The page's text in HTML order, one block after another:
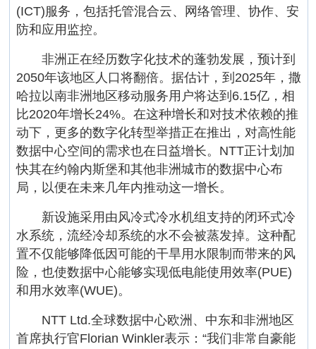
(ICT)服务，包括托管混合云、网络管理、协作、安
防和应用监控。
非洲正在经历数字化技术的蓬勃发展，预计到
2050年该地区人口将翻倍。据估计，到2025年，撒
哈拉以南非洲地区移动服务用户将达到6.15亿，相
比2020年增长24%。在这种增长和对技术依赖的推
动下，更多的数字化转型举措正在推出，对高性能
数据中心空间的需求也在日益增长。NTT正计划加
快其在约翰内斯堡和其他非洲城市的数据中心布
局，以便在未来几年内推动这一增长。
新设施采用由风冷式冷水机组支持的闭环式冷
水系统，流经冷却系统的水不会被蒸发掉。这种配
置不仅能够降低因可能的干旱用水限制而带来的风
险，也使数据中心能够实现低电能使用效率(PUE)
和用水效率(WUE)。
NTT Ltd.全球数据中心欧洲、中东和非洲地区
首席执行官Florian Winkler表示：“我们非常自豪能